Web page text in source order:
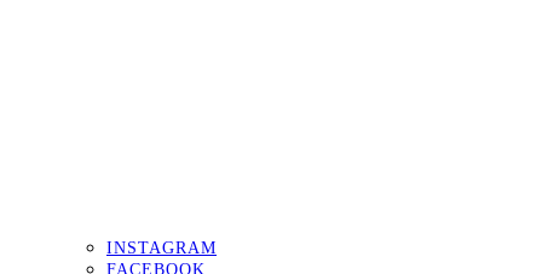
INSTAGRAM
FACEBOOK